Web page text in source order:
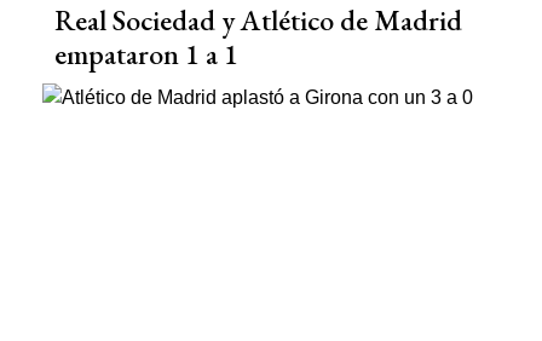
Real Sociedad y Atlético de Madrid
empataron 1 a 1